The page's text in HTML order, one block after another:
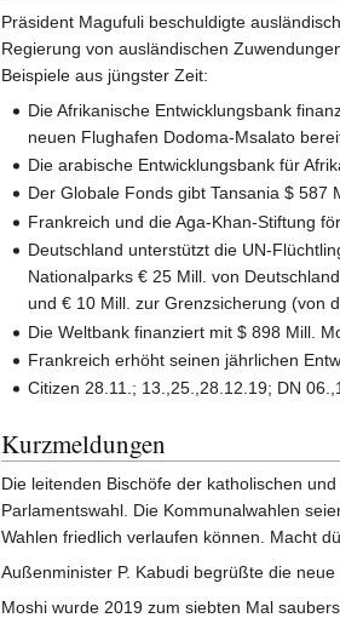
Präsident Magufuli beschuldigte
Regierung von ausländischen
Beispiele aus jüngster Zeit:
Die Afrikanische Entwicklungsbank
neuen Flughafen Dodoma-Msalato
Die arabische Entwicklungsbank für
Der Globale Fonds gibt Tansania $ 587
Frankreich und die Aga-Khan-Stiftung
Deutschland unterstützt die UN-
Nationalparks € 25 Mill. von
und € 10 Mill. zur Grenzsicherung (von
Die Weltbank finanziert mit $ 898 Mill.
Frankreich erhöht seinen jährlichen
Citizen 28.11.; 13.,25.,28.12.19; DN
Kurzmeldungen
Die leitenden Bischöfe der katholischen
Parlamentswahl. Die Kommunalwahlen
Wahlen friedlich verlaufen können. Macht
Außenminister P. Kabudi begrüßte die
Moshi wurde 2019 zum siebten Mal